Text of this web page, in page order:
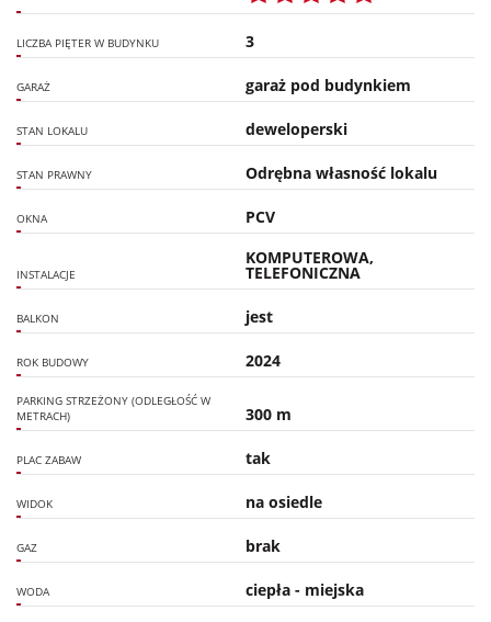
LICZBA PIĘTER W BUDYNKU 3
GARAŻ garaż pod budynkiem
STAN LOKALU deweloperski
STAN PRAWNY Odrębna własność lokalu
OKNA PCV
INSTALACJE
KOMPUTEROWA,
TELEFONICZNA
BALKON jest
ROK BUDOWY 2024
PARKING STRZEŻONY (ODLEGŁOŚĆ W
METRACH)
300 m
PLAC ZABAW tak
WIDOK na osiedle
GAZ brak
WODA ciepła - miejska